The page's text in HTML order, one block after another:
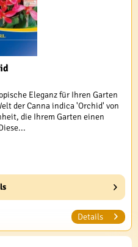
Eleganz für Ihren Garten
der Canna indica 'Orchid' von
die Ihrem Garten einen
Details